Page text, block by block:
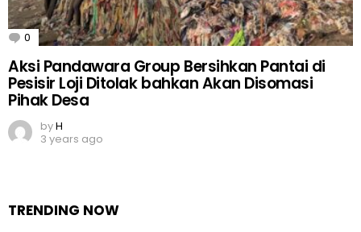
0 Comments
Aksi Pandawara Group Bersihkan Pantai di
Pesisir Loji Ditolak bahkan Akan Disomasi
Pihak Desa
byH
3 years ago
TRENDING NOW